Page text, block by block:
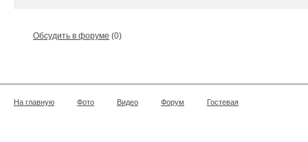
Обсудить в форуме (0)
На главную Фото Видео Форум Гостевая